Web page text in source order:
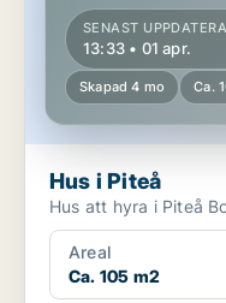
SENAST
13:33 • 01 apr.
Skapad 4 mo Ca.
Hus i Piteå
Areal
Ca. 105 m2